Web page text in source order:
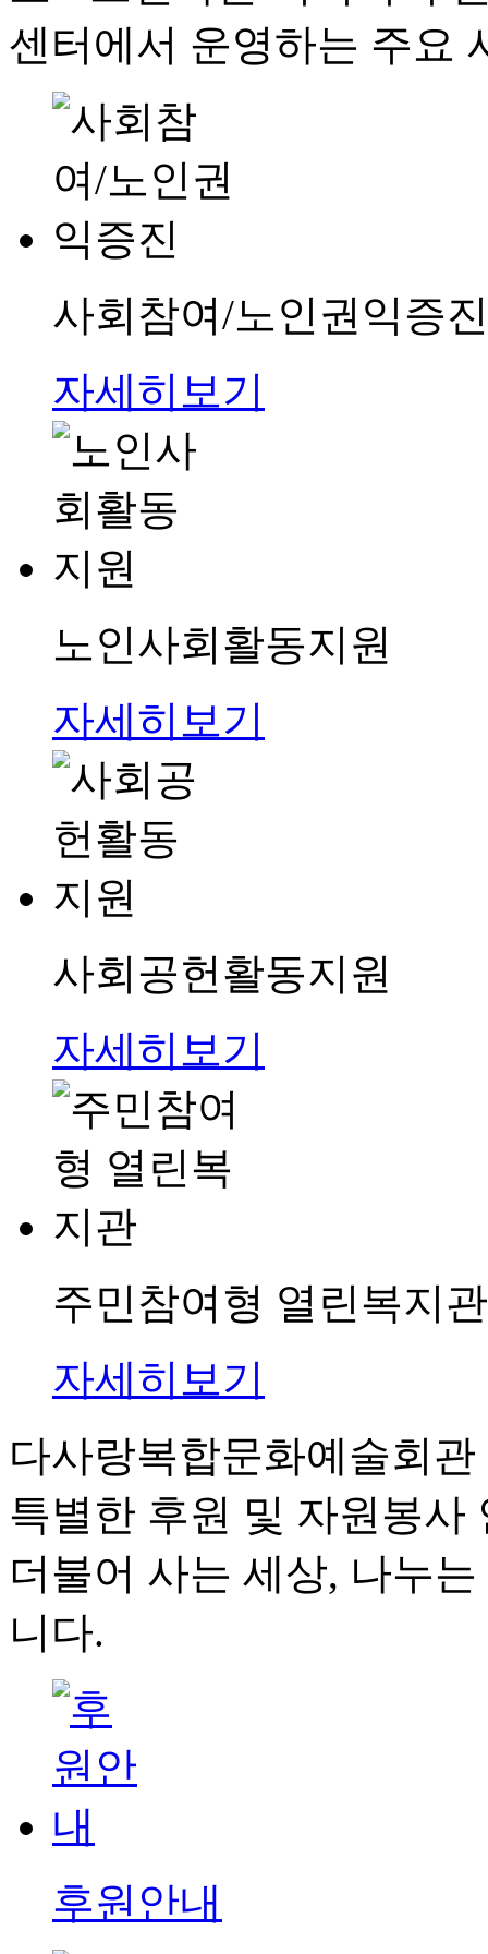
센터에서 운영하는 주요
사회참여/노인권익증진
자세히보기
노인사회활동지원
자세히보기
사회공헌활동지원
자세히보기
주민참여형 열린복지관
자세히보기
다사랑복합문화예술회관
특별한 후원 및 자원봉사
더불어 사는 세상, 나누
니다.
후원안내